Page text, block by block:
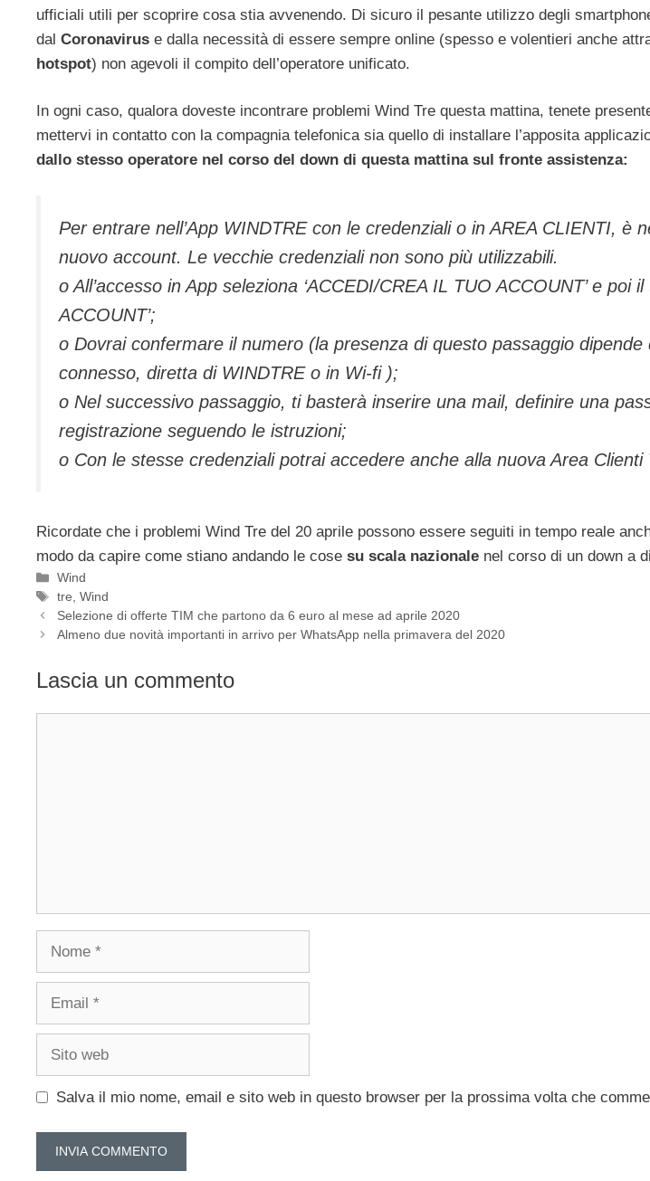
ufficiali utili per scoprire cosa stia avvenendo. Di sicuro il pesante utilizzo degli
dal Coronavirus e dalla necessità di essere sempre online (spesso e volentieri anche
hotspot) non agevoli il compito dell’operatore unificato.
In ogni caso, qualora doveste incontrare problemi Wind Tre questa mattina, tenete
mettervi in contatto con la compagnia telefonica sia quello di installare l’apposita
dallo stesso operatore nel corso del down di questa mattina sul fronte assistenza:
Per entrare nell’App WINDTRE con le credenziali o in AREA CLIENTI, è
nuovo account. Le vecchie credenziali non sono più utilizzabili.
o All’accesso in App seleziona ‘ACCEDI/CREA IL TUO ACCOUNT’ e poi
ACCOUNT’;
o Dovrai confermare il numero (la presenza di questo passaggio dipende
connesso, diretta di WINDTRE o in Wi-fi );
o Nel successivo passaggio, ti basterà inserire una mail, definire una
registrazione seguendo le istruzioni;
o Con le stesse credenziali potrai accedere anche alla nuova Area Clienti
Ricordate che i problemi Wind Tre del 20 aprile possono essere seguiti in tempo reale
modo da capire come stiano andando le cose su scala nazionale nel corso di un down a
Categorie
Wind
Tag
tre,Wind
Selezione di offerte TIM che partono da 6 euro al mese ad aprile 2020
Almeno due novità importanti in arrivo per WhatsApp nella primavera del 2020
Lascia un commento
Salva il mio nome, email e sito web in questo browser per la prossima volta che